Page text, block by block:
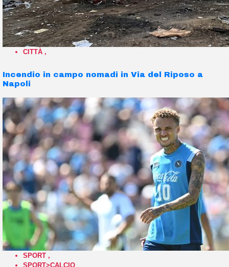
CITTÀ ,
Incendio in campo nomadi in Via del Riposo a
Napoli
SPORT ,
SPORT>CALCIO